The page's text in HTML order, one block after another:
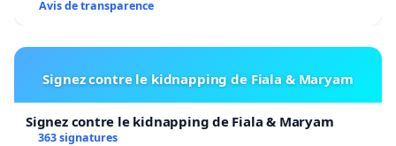
Avis de transparence
Signez contre le kidnapping de Fiala & Maryam
Signez contre le kidnapping de Fiala & Maryam
363 signatures